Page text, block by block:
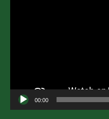
00:00